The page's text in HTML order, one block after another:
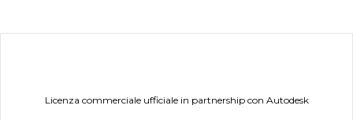
Licenza commerciale ufficiale in partnership con Autodesk